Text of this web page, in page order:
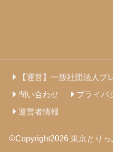
【運営】一般社団法人プ
問い合わせ
プライバ
運営者情報
©Copyright2026 東京とりっ